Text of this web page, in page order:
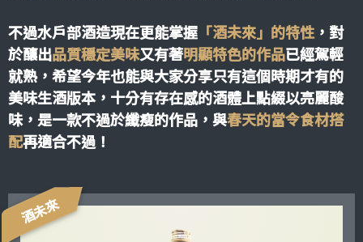
不過水戶部酒造現在更能掌握 「酒未來」的特性 ，對
於釀出品質穩定美味又有著明顯特色的作品已經駕輕
就熟，希望今年也能與大家分享只有這個時期才有的
美味生酒版本，十分有存在感的酒體上點綴以亮麗酸
味，是一款不過於纖瘦的作品，與春天的當令食材搭
配再適合不過！
酒未來